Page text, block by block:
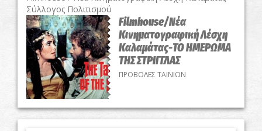
Σύλλογος Πολιτισμού
Filmhouse/Νέα
Κινηματογραφική Λέσχη
Καλαμάτας-ΤΟ ΗΜΕΡΩΜΑ
ΤΗΣ ΣΤΡΙΓΓΛΑΣ
ΠΡΟΒΟΛΕΣ ΤΑΙΝΙΩΝ